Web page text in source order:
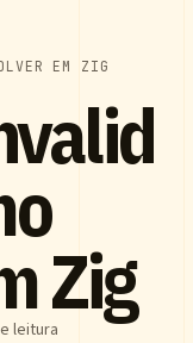
EM ZIG
Zig
leitura